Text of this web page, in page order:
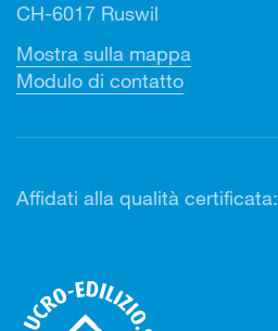
CH-6017 Ruswil
Mostra sulla mappa
Modulo di contatto
Affidati alla qualità certificata: